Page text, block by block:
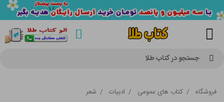
جستجو در کتاب طلا
فروشگاه / کتاب های عمومی / ادبیات / شعر